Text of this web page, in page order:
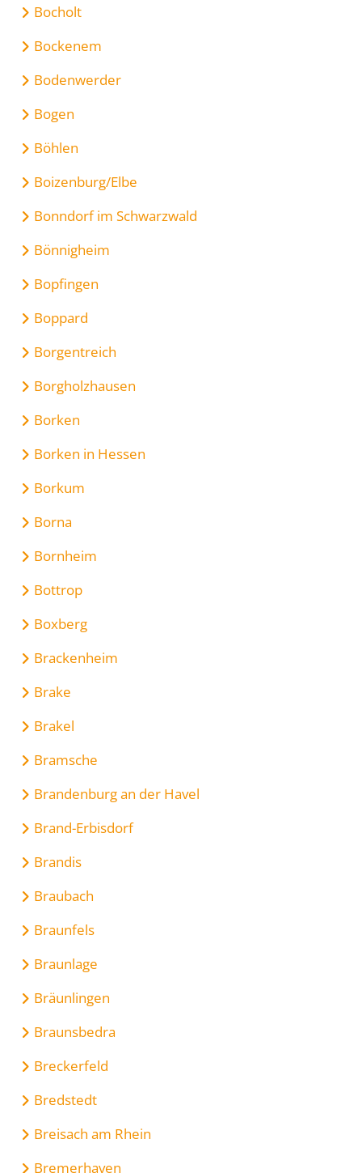
Bocholt
Bockenem
Bodenwerder
Bogen
Böhlen
Boizenburg/Elbe
Bonndorf im Schwarzwald
Bönnigheim
Bopfingen
Boppard
Borgentreich
Borgholzhausen
Borken
Borken in Hessen
Borkum
Borna
Bornheim
Bottrop
Boxberg
Brackenheim
Brake
Brakel
Bramsche
Brandenburg an der Havel
Brand-Erbisdorf
Brandis
Braubach
Braunfels
Braunlage
Bräunlingen
Braunsbedra
Breckerfeld
Bredstedt
Breisach am Rhein
Bremerhaven